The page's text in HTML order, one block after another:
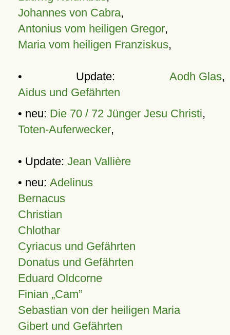
Johannes von Cabra,
Antonius vom heiligen Gregor,
Maria vom heiligen Franziskus,
• Update: Aodh Glas,
Aidus und Gefährten
• neu: Die 70 / 72 Jünger Jesu Christi,
Toten-Auferwecker,
• Update: Jean Vallière
• neu: Adelinus
Bernacus
Christian
Chlothar
Cyriacus und Gefährten
Donatus und Gefährten
Eduard Oldcorne
Finian Cam
Sebastian von der heiligen Maria
Gibert und Gefährten